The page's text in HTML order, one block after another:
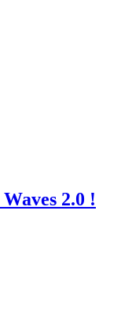
2.0 !